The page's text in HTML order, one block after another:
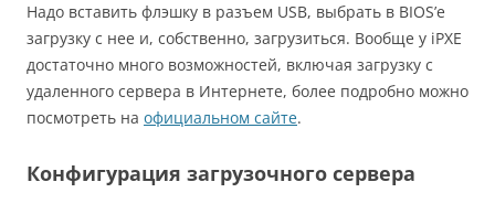
Надо вставить флэшку в разъем USB, выбрать в BIOS’е
загрузку с нее и, собственно, загрузиться. Вообще у iPXE
достаточно много возможностей, включая загрузку с
удаленного сервера в Интернете, более подробно можно
посмотреть на официальном сайте.
Конфигурация загрузочного сервера